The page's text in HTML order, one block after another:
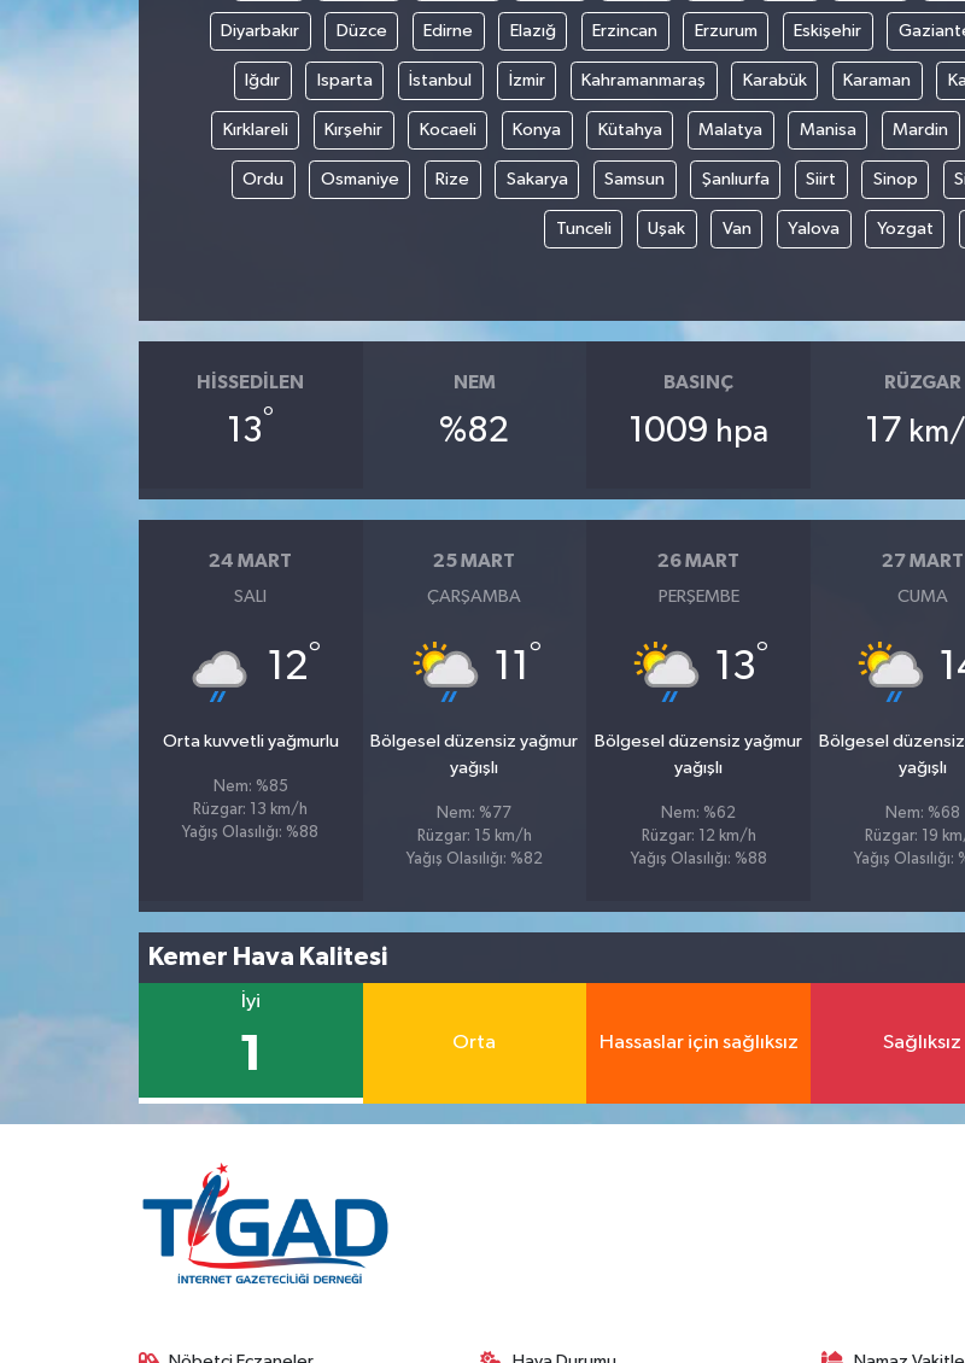
Diyarbakır Düzce Edirne Elazığ Erzincan Erzurum Eskişehir
Iğdır Isparta İstanbul İzmir Kahramanmaraş Karabük Karaman
Kırklareli Kırşehir Kocaeli Konya Kütahya Malatya Manisa Mardin
Ordu Osmaniye Rize Sakarya Samsun Şanlıurfa Siirt Sinop
Tunceli Uşak Van Yalova Yozgat
HISSEDILEN
13°
NEM
%82
BASINÇ
1009 hpa
RÜZGAR
17
24 MART
SALI
12°
Orta kuvvetli yağmurlu
Nem: %85
Rüzgar: 13 km/h
Yağış Olasılığı: %88
25 MART
ÇARŞAMBA
11 °
Bölgesel düzensiz yağmur
yağışlı
Nem: %77
Rüzgar: 15 km/h
Yağış Olasılığı: %82
26 MART
PERŞEMBE
13°
Bölgesel düzensiz yağmur
yağışlı
Nem: %62
Rüzgar: 12 km/h
Yağış Olasılığı: %88
27 MART
CUMA
Bölgesel
yağışlı
Nem: %68
Rüzgar: 19
Yağış Olasılığı:
Kemer Hava Kalitesi
İyi
1 Orta Hassaslar için sağlıksız Sağlıksız